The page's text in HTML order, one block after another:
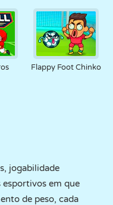
Flappy Foot Chinko
jogabilidade
esportivos em que
de peso, cada